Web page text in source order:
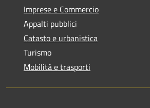
Imprese e Commercio
Appalti pubblici
Catasto e urbanistica
Turismo
Mobilità e trasporti